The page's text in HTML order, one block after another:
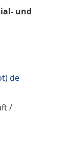
und
de
/